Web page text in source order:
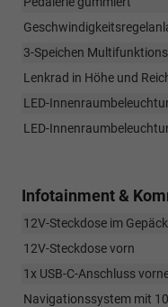
3-Speichen
Lenkrad in Höhe und
LED-
LED-
Infotainment &
12V-Steckdose im
12V-Steckdose vorn
1x USB-C-Anschluss
Navigationssystem mit